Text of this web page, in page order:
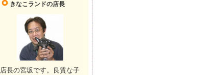
きなこランドの店長
店長の宮坂です。良質な子